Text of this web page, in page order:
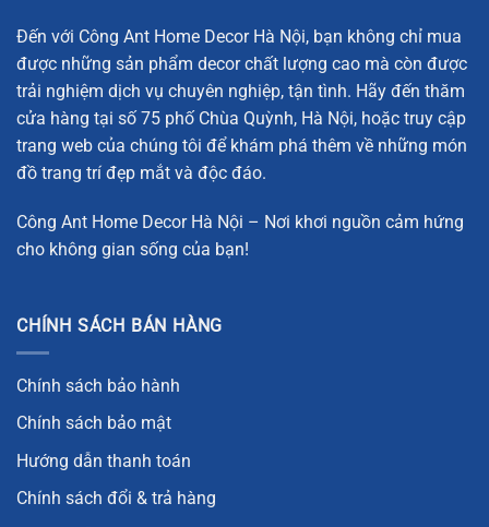
bàn làm việc, kệ sách, giá để tài liệu hay các không gian
nhỏ hẹp.
Chất liệu:Acrylic trong suốt cao cấp – vừa mang lại vẻ
đẹp thanh thoát, hiện đại, vừa có độ bền vượt trội,
chống trầy xước và dễ dàng vệ sinh.
sách, phòng khách, hoặc bất kỳ không gian nào cần sự
gọn gàng và thẩm mỹ cao.
giữa thẩm mỹ và công năng
kế tối giản, rất phù hợp với xu hướng nội thất hiện đại. Kệ
sách có thiết kế vuông vức, tinh gọn với phần thân trong
nên một tổng thể hài hòa, sang trọng nhưng không kém
phần trẻ trung.
Đến với Công Ant Home Decor Hà Nội, bạn không chỉ mua
được những sản phẩm decor chất lượng cao mà còn được
trải nghiệm dịch vụ chuyên nghiệp, tận tình. Hãy đến thăm
cửa hàng tại số 75 phố Chùa Quỳnh, Hà Nội, hoặc truy cập
trang web của chúng tôi để khám phá thêm về những món
đồ trang trí đẹp mắt và độc đáo.
Công Ant Home Decor Hà Nội – Nơi khơi nguồn cảm hứng
cho không gian sống của bạn!
CHÍNH SÁCH BÁN HÀNG
Chính sách bảo hành
Chính sách bảo mật
Hướng dẫn thanh toán
Chính sách đổi & trả hàng